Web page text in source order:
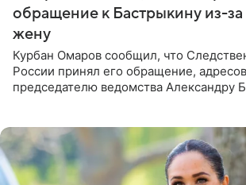
обращение к Бастрыкину из-за
жену
Курбан Омаров сообщил, что
России принял его обращение,
председателю ведомства Александру